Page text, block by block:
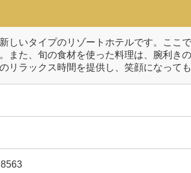
しいタイプのリゾートホテルです。ここ
また、旬の食材を使った料理は、腕利き
ラックス時間を提供し、笑顔になって